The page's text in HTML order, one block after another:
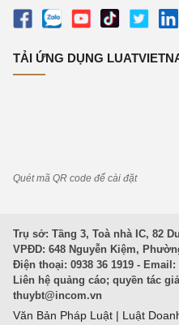
TẢI ỨNG DỤNG
Quét mã QR code để cài đặt
Trụ sở: Tầng 3, Toà nhà IC, 82
VPĐD: 648 Nguyễn Kiệm,
Điện thoại: 0938 36 1919 - Email:
Liên hệ quảng cáo; quyền tác
thuybt@incom.vn
Văn Bản Pháp Luật | Luật